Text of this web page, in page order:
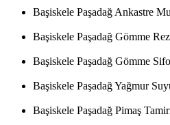
Başiskele Paşadağ Ankastre
Başiskele Paşadağ Gömme
Başiskele Paşadağ Gömme
Başiskele Paşadağ Yağmur
Başiskele Paşadağ Pimaş